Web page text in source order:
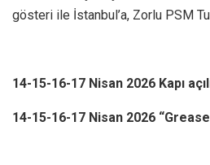
gösteri ile İstanbul’a, Zorlu PSM
14-15-16-17 Nisan 2026 Kapı
14-15-16-17 Nisan 2026